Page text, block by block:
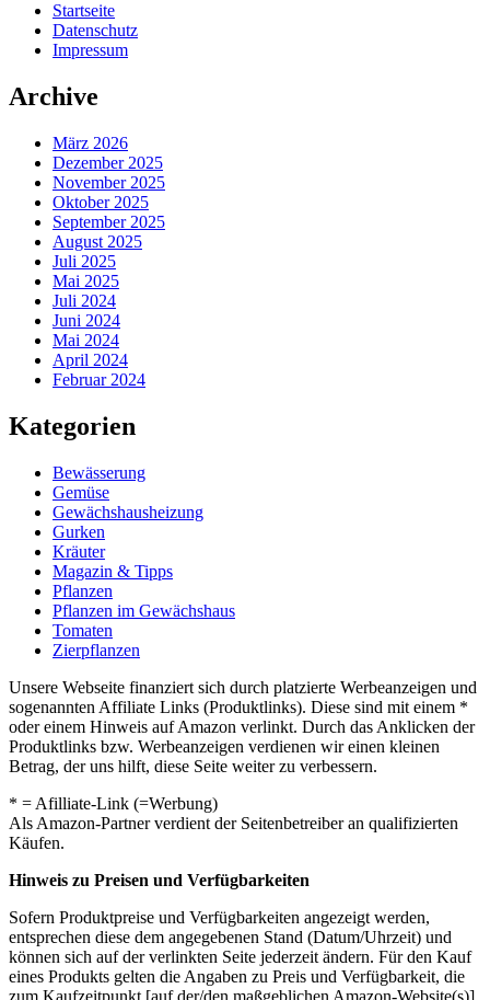
Startseite
Datenschutz
Impressum
Archive
März 2026
Dezember 2025
November 2025
Oktober 2025
September 2025
August 2025
Juli 2025
Mai 2025
Juli 2024
Juni 2024
Mai 2024
April 2024
Februar 2024
Kategorien
Bewässerung
Gemüse
Gewächshausheizung
Gurken
Kräuter
Magazin & Tipps
Pflanzen
Pflanzen im Gewächshaus
Tomaten
Zierpflanzen
Unsere Webseite finanziert sich durch platzierte Werbeanzeigen und
sogenannten Affiliate Links (Produktlinks). Diese sind mit einem *
oder einem Hinweis auf Amazon verlinkt. Durch das Anklicken der
Produktlinks bzw. Werbeanzeigen verdienen wir einen kleinen
Betrag, der uns hilft, diese Seite weiter zu verbessern.
* = Afilliate-Link (=Werbung)
Als Amazon-Partner verdient der Seitenbetreiber an qualifizierten
Käufen.
Hinweis zu Preisen und Verfügbarkeiten
Sofern Produktpreise und Verfügbarkeiten angezeigt werden,
entsprechen diese dem angegebenen Stand (Datum/Uhrzeit) und
können sich auf der verlinkten Seite jederzeit ändern. Für den Kauf
eines Produkts gelten die Angaben zu Preis und Verfügbarkeit, die
zum Kaufzeitpunkt [auf der/den maßgeblichen Amazon-Website(s)]